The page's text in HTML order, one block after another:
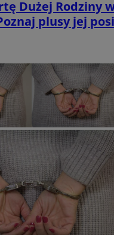
Dużej Rodziny
plusy jej